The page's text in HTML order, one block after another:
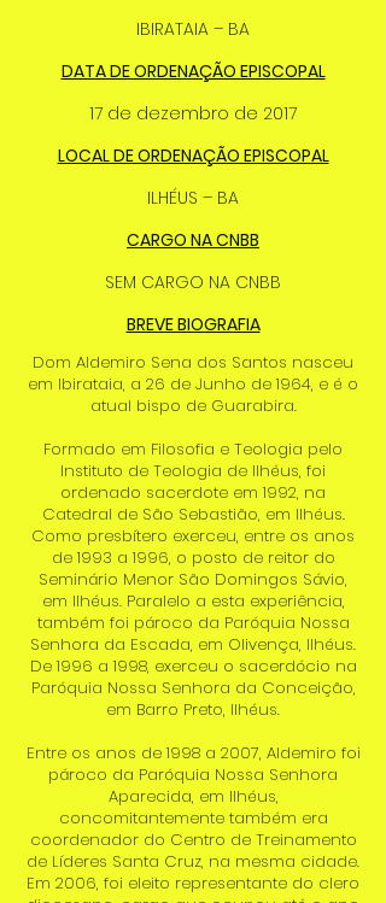
IBIRATAIA – BA
DATA DE ORDENAÇÃO EPISCOPAL
17 de dezembro de 2017
LOCAL DE ORDENAÇÃO EPISCOPAL
ILHÉUS – BA
CARGO NA CNBB
SEM CARGO NA CNBB
BREVE BIOGRAFIA
Dom Aldemiro Sena dos Santos nasceu
em Ibirataia, a 26 de Junho de 1964, e é o
atual bispo de Guarabira.
Formado em Filosofia e Teologia pelo
Instituto de Teologia de Ilhéus, foi
ordenado sacerdote em 1992, na
Catedral de São Sebastião, em Ilhéus.
Como presbítero exerceu, entre os anos
de 1993 a 1996, o posto de reitor do
Seminário Menor São Domingos Sávio,
em Ilhéus. Paralelo a esta experiência,
também foi pároco da Paróquia Nossa
Senhora da Escada, em Olivença, Ilhéus.
De 1996 a 1998, exerceu o sacerdócio na
Paróquia Nossa Senhora da Conceição,
em Barro Preto, Ilhéus.
Entre os anos de 1998 a 2007, Aldemiro foi
pároco da Paróquia Nossa Senhora
Aparecida, em Ilhéus,
concomitantemente também era
coordenador do Centro de Treinamento
de Líderes Santa Cruz, na mesma cidade.
Em 2006, foi eleito representante do clero